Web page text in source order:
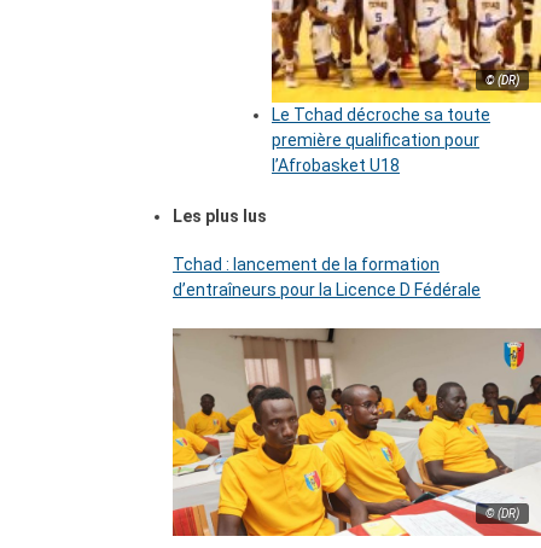
© (DR)
Le Tchad décroche sa toute
première qualification pour
l’Afrobasket U18
Les plus lus
Tchad : lancement de la formation
d’entraîneurs pour la Licence D Fédérale
© (DR)